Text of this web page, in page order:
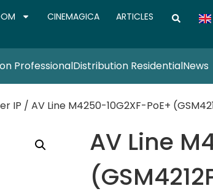
CINEMAGICA ARTICLES
ProfessionalDistribution ResidentialNews
IP / AV Line M4250-10G2XF-PoE+
AV Line